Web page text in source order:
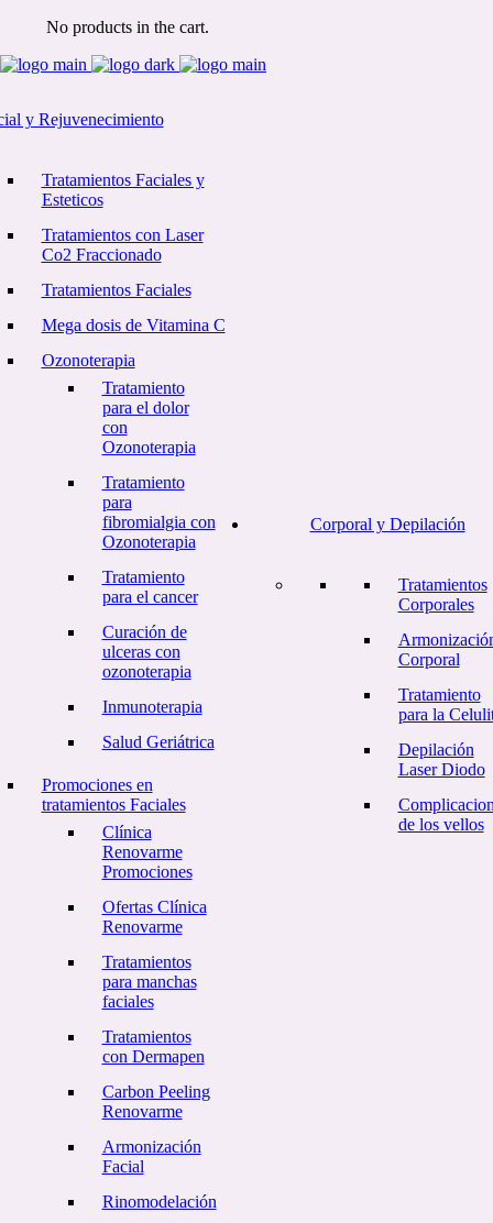
No products in the cart.
y Rejuvenecimiento
Tratamientos Faciales y
Esteticos
Tratamientos con Laser
Co2 Fraccionado
Tratamientos Faciales
Mega dosis de Vitamina C
Ozonoterapia
Tratamiento
para el dolor
con
Ozonoterapia
Tratamiento
para
fibromialgia con
Ozonoterapia
Tratamiento
para el cancer
Curación de
ulceras con
ozonoterapia
Inmunoterapia
Salud Geriátrica
Promociones en
tratamientos Faciales
Clínica
Renovarme
Promociones
Ofertas Clínica
Renovarme
Tratamientos
para manchas
faciales
Tratamientos
con Dermapen
Carbon Peeling
Renovarme
Armonización
Facial
Rinomodelación
Corporal y Depilación
Tratamientos
Corporales
Corporal
Tratamiento
para la
Depilación
Laser Diodo
de los vellos